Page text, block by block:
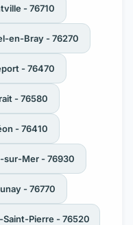
- 76710
en-Bray - 76270
- 76470
- 76580
- 76410
sur-Mer - 76930
- 76770
Pierre - 76520